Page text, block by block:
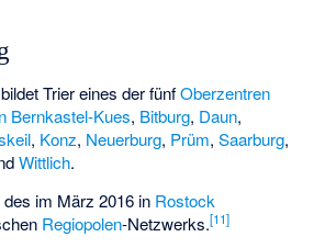
Trier eines der fünfOberzentren
Bernkastel-Kues, Bitburg, Daun,
, Konz, Neuerburg, Prüm,Saarburg,
Wittlich.
im März 2016 in Rostock
Regiopolen-Netzwerks.[11]